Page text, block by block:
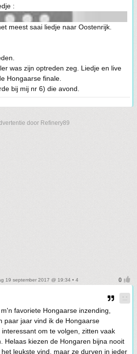
:
meest saai liedje naar Oostenrijk.
was zijn optreden zeg. Liedje en live
Hongaarse finale.
bij mij nr 6) die avond.
door Refinery89
19 september 2017 @ 19:34 • 4
favoriete Hongaarse inzending,
paar jaar vind ik de Hongaarse
om te volgen, zitten vaak
Helaas kiezen de Hongaren bijna nooit
leukste vind, maar ze durven in ieder